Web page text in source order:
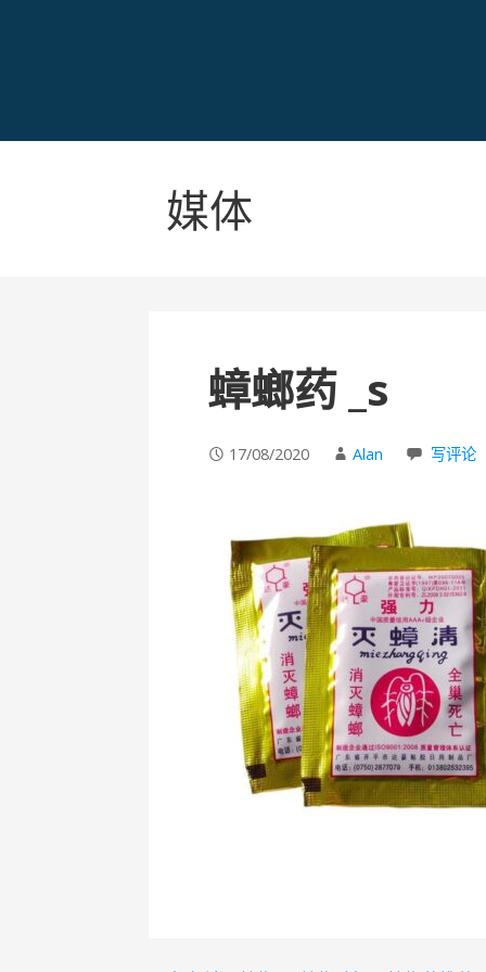
媒体
蟑螂药 _s
17/08/2020 Alan 写评论